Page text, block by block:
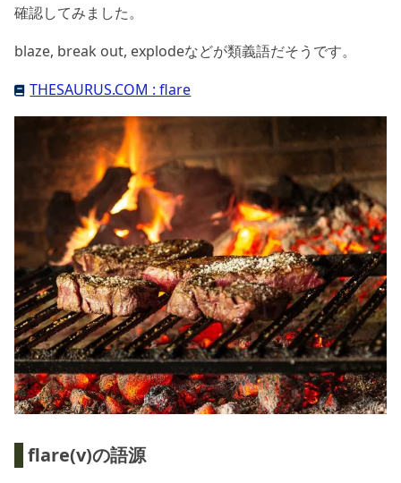
確認してみました。
blaze, break out, explodeなどが類義語だそうです。
THESAURUS.COM : flare
flare(v)の語源